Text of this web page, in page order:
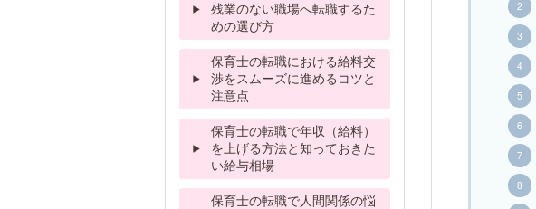
残業のない職場へ転職するた
めの選び方
保育士の転職における給料交
渉をスムーズに進めるコツと
注意点
保育士の転職で年収（給料）
を上げる方法と知っておきた
い給与相場
保育士の転職で人間関係の悩